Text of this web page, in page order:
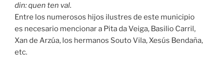
din: quen ten val.
Entre los numerosos hijos ilustres de este municipio
es necesario mencionar a Pita da Veiga, Basilio Carril,
Xan de Arzúa, los hermanos Souto Vila, Xesús Bendaña,
etc.